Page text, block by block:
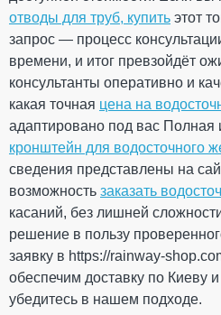
ПРОДОЛЖИТЬ
На складе
450.78
грн
-15%
383.16
отводы для труб, купить этот
запрос — процесс
времени, и итог превзойдёт
консультанты оперативно и
какая точная цена на
адаптировано под вас
кронштейн для водосточного
сведения представлены на
возможность заказать
касаний, без лишней
решение в пользу
заявку в https://rainway-
обеспечим доставку по Киеву
убедитесь в нашем подходе.